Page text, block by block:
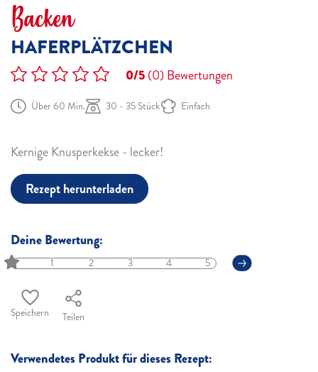
Backen
HAFERPLÄTZCHEN
0/5(0)Bewertungen
Über 60 Min. 30 - 35 Stück Einfach
Kernige Knusperkekse - lecker!
Rezept herunterladen
Deine Bewertung:
1 2 3 4 5
Speichern Teilen
Verwendetes Produkt für dieses Rezept: